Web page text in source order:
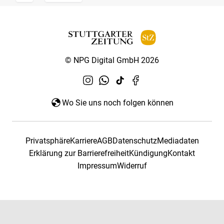
© NPG Digital GmbH 2026
Wo Sie uns noch folgen können
PrivatsphäreKarriereAGBDatenschutzMediadaten
Erklärung zur BarrierefreiheitKündigungKontakt
ImpressumWiderruf